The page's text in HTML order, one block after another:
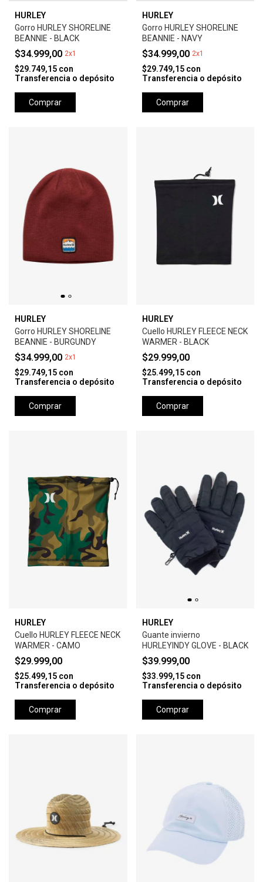
HURLEY
Gorro HURLEY SHORELINE
BEANNIE - BLACK
$34.999,00 2x1
$29.749,15 con
Transferencia o depósito
Comprar
HURLEY
Gorro HURLEY SHORELINE
BEANNIE - NAVY
$34.999,00 2x1
$29.749,15 con
Transferencia o depósito
Comprar
HURLEY
Gorro HURLEY SHORELINE
BEANNIE - BURGUNDY
$34.999,00 2x1
$29.749,15 con
Transferencia o depósito
Comprar
HURLEY
Cuello HURLEY FLEECE NECK
WARMER - BLACK
$29.999,00
$25.499,15 con
Transferencia o depósito
Comprar
HURLEY
Cuello HURLEY FLEECE NECK
WARMER - CAMO
$29.999,00
$25.499,15 con
Transferencia o depósito
Comprar
HURLEY
Guante invierno
HURLEYINDY GLOVE - BLACK
$39.999,00
$33.999,15 con
Transferencia o depósito
Comprar